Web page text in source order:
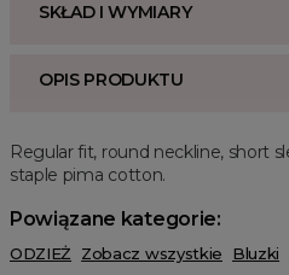
SKŁAD I WYMIARY
OPIS PRODUKTU
Regular fit, round neckline, short
staple pima cotton.
Powiązane kategorie:
ODZIEŻ Zobacz wszystkie Bluzki